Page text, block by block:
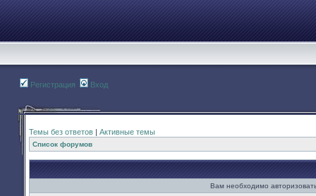
Регистрация Вход
Темы без ответов | Активные темы
Список форумов
Вам необходимо